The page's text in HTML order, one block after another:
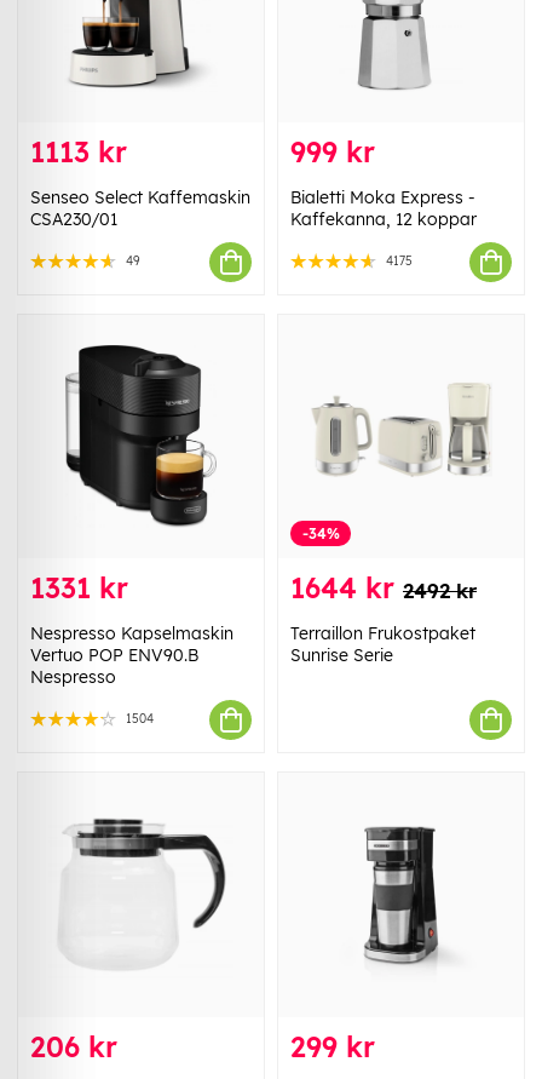
1113 kr
Senseo Select Kaffemaskin
CSA230/01
49
999 kr
Bialetti Moka Express -
Kaffekanna, 12 koppar
4175
1331 kr
Nespresso Kapselmaskin
Vertuo POP ENV90.B
Nespresso
1504
-34%
1644 kr 2492 kr
Terraillon Frukostpaket
Sunrise Serie
206 kr 299 kr